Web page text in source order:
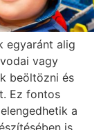
egyaránt alig
vagy
beöltözni és
Ez fontos
a